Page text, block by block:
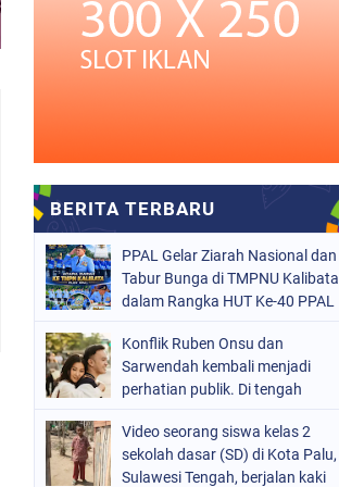
PPAL Gelar Ziarah Nasional dan
Tabur Bunga di TMPNU Kalibata
dalam Rangka HUT Ke-40 PPAL
Konflik Ruben Onsu dan
Sarwendah kembali menjadi
perhatian publik. Di tengah
berjalan, kuasa hukum
Sarwendah
Video seorang siswa kelas 2
sekolah dasar (SD) di Kota Palu,
Sulawesi Tengah, berjalan kaki